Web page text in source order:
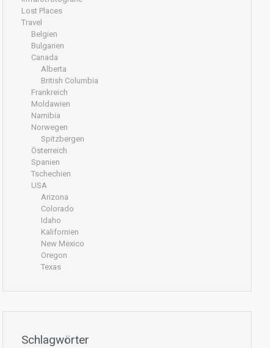
Lost Places
Travel
Belgien
Bulgarien
Canada
Alberta
British Columbia
Frankreich
Moldawien
Namibia
Norwegen
Spitzbergen
Österreich
Spanien
Tschechien
USA
Arizona
Colorado
Idaho
Kalifornien
New Mexico
Oregon
Texas
Schlagwörter